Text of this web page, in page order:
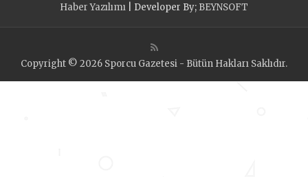
Haber Yazılımı | Developer By; BEYNSOFT
Copyright © 2026 Sporcu Gazetesi - Bütün Hakları Saklıdır.